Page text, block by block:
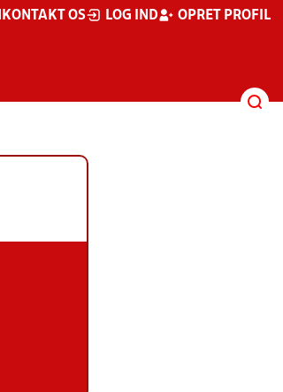
KONTAKT OS LOG IND OPRET PROFIL